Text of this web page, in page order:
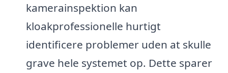
kamerainspektion kan
kloakprofessionelle hurtigt
identificere problemer uden at skulle
grave hele systemet op. Dette sparer